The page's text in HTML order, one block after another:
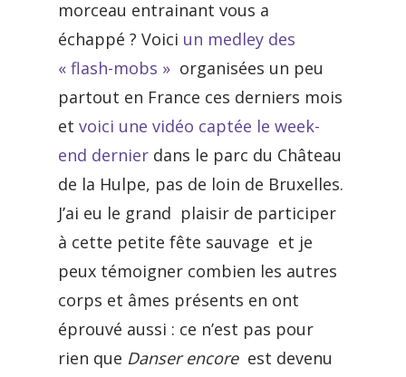
morceau entrainant vous a
échappé ? Voici un medley des
« flash-mobs » organisées un peu
partout en France ces derniers mois
et voici une vidéo captée le week-
end dernier dans le parc du Château
de la Hulpe, pas de loin de Bruxelles.
J’ai eu le grand plaisir de participer
à cette petite fête sauvage et je
peux témoigner combien les autres
corps et âmes présents en ont
éprouvé aussi : ce n’est pas pour
rien que Danser encoreest devenu